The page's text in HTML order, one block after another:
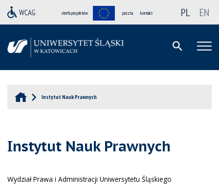
strefa projektów poczta kontakt PL EN
Instytut Nauk Prawnych
Instytut Nauk Prawnych
Wydział Prawa i Administracji Uniwersytetu Śląskiego